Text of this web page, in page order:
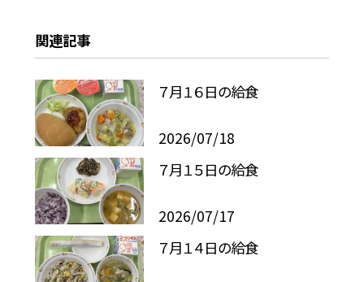
関連記事
７月１６日の給食
2026/07/18
７月１５日の給食
2026/07/17
７月１４日の給食